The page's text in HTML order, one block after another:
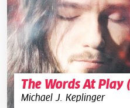
The Words At Play
Michael J. Keplinger